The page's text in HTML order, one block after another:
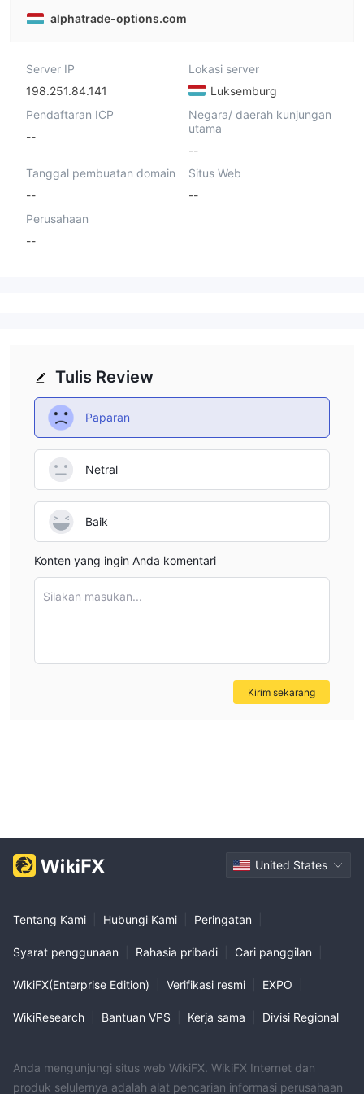
alphatrade-options.com
Server IP
198.251.84.141
Lokasi server
Luksemburg
Pendaftaran ICP
--
Negara/ daerah kunjungan
utama
--
Tanggal pembuatan domain
--
Situs Web
--
Perusahaan
--
Tulis Review
Paparan
Netral
Baik
Konten yang ingin Anda komentari
Silakan masukan...
Kirim sekarang
United States
Tentang Kami Hubungi Kami Peringatan
Syarat penggunaan Rahasia pribadi Cari panggilan
WikiFX(Enterprise Edition) Verifikasi resmi EXPO
WikiResearch Bantuan VPS Kerja sama Divisi Regional
Anda mengunjungi situs web WikiFX. WikiFX Internet dan
produk selulernya adalah alat pencarian informasi perusahaan